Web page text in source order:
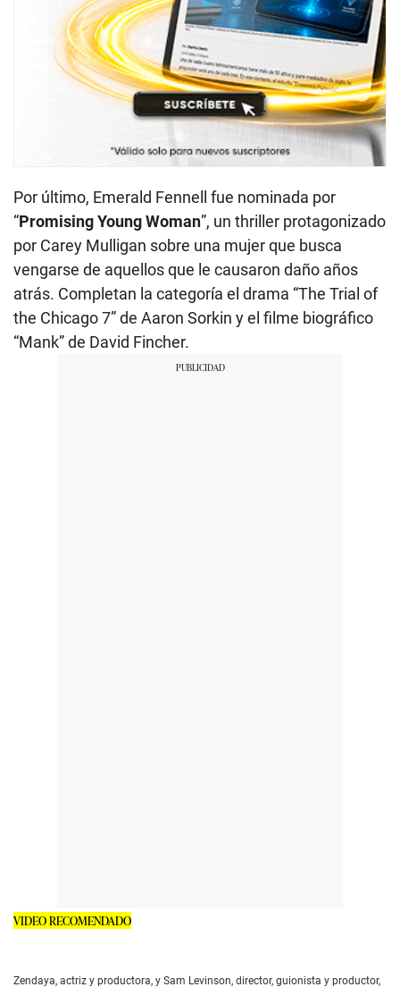
Por último, Emerald Fennell fue nominada por
“Promising Young Woman”, un thriller protagonizado
por Carey Mulligan sobre una mujer que busca
vengarse de aquellos que le causaron daño años
atrás. Completan la categoría el drama “The Trial of
the Chicago 7” de Aaron Sorkin y el filme biográfico
“Mank” de David Fincher.
VIDEO RECOMENDADO
Zendaya, actriz y productora, y Sam Levinson, director, guionista y productor,